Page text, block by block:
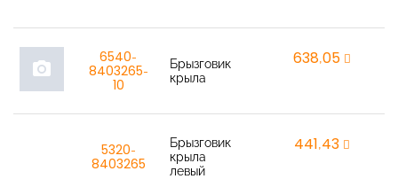
photo_camera
6540-
8403265-
10
Брызговик
крыла
638,05
5320-
8403265
Брызговик
крыла
левый
441,43